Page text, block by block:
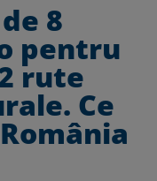
8
pentru
rute
Ce